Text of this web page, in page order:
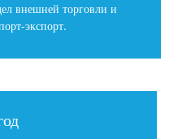
внешней торговли и
экспорт.